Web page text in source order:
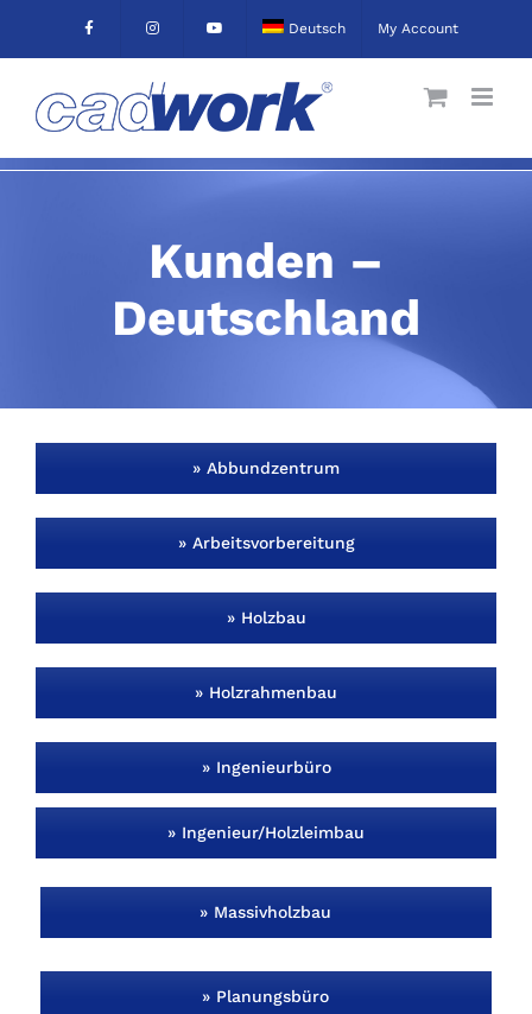
Deutsch My Account
Kunden –
Deutschland
» Abbundzentrum
» Arbeitsvorbereitung
» Holzbau
» Holzrahmenbau
» Ingenieurbüro
» Ingenieur/Holzleimbau
» Massivholzbau
» Planungsbüro